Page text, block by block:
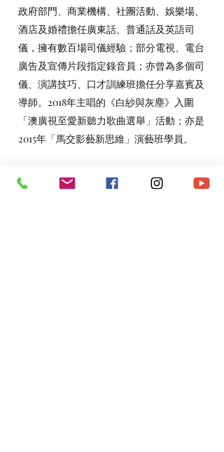
政府部門、商業機構、社團活動、娛樂場、
酒店及婚禮擔任廣東話、普通話及英語司
儀，擁有數百場司儀經驗；部分電視、電台
廣告及宣傳片段指定錄音員；亦曾為多個司
儀、演講技巧、口才訓練班擔任分享嘉賓及
導師。2018年主唱的《白紗與灰塵》入圍
「澳廣視至愛新聽力歌曲選舉」活動；亦是
2015年「馬交影藝新思維」演藝班學員。
Email： ckcjun@gmail.com